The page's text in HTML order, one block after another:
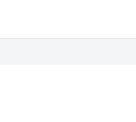
用」